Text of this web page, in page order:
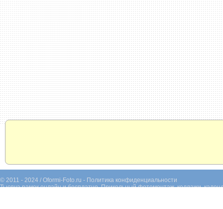
© 2011 - 2024 / Oformi-Foto.ru - Политика конфиденциальности
Тысяча рамок онлайн и бесплатно. Прикольный фотомонтаж, коллажи,